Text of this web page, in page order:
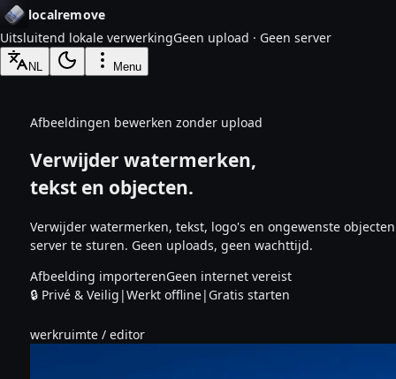
localremove
Uitsluitend lokale verwerkingGeen upload · Geen server
NL Menu
Afbeeldingen bewerken zonder upload
Verwijder watermerken,
tekst en objecten.
Verwijder watermerken, tekst, logo's en ongewenste
server te sturen. Geen uploads, geen wachttijd.
Afbeelding importerenGeen internet vereist
🔒 Privé & Veilig |Werkt offline| Gratis starten
werkruimte / editor